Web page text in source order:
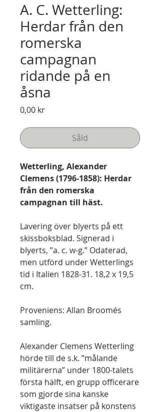
A. C. Wetterling:
Herdar från den
romerska
campagnan
ridande på en
åsna
0,00 krPris
Såld
Wetterling, Alexander
Clemens (1796-1858): Herdar
från den romerska
campagnan till häst.
Lavering över blyerts på ett
skissboksblad. Signerad i
blyerts, ”a. c. w-g.” Odaterad,
men utförd under Wetterlings
tid i Italien 1828-31. 18,2 x 19,5
cm.
Proveniens: Allan Broomés
samling.
Alexander Clemens Wetterling
hörde till de s.k. ”målande
militärerna” under 1800-talets
första hälft, en grupp officerare
som gjorde sina kanske
viktigaste insatser på konstens